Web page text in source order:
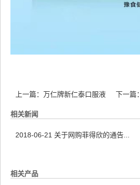
上一篇： 万仁牌新仁泰口服液 下一篇：
相关新闻
2018-06-21 关于网购菲得欣的通告...
相关产品